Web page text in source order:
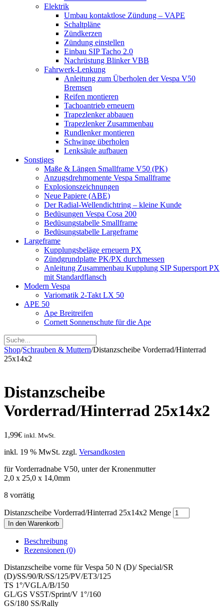
Elektrik
Umbau kontaktlose Zündung – VAPE
Schaltpläne
Zündkerzen
Zündung einstellen
Einbau SIP Tacho 2.0
Nachrüstung Blinker VBB
Fahrwerk-Lenkung
Anleitung zum Überholen der Vespa V50
Bremsen
Reifen montieren
Tachoantrieb erneuern
Trapezlenker abbauen
Trapezlenker Zusammenbau
Rundlenker montieren
Schwinge überholen
Lenksäule aufbauen
Sonstiges
Maße & Längen Smallframe V50 (PK)
Anzugsdrehmomente Vespa Smallframe
Explosionszeichnungen
Neue Papiere (ABE)
Der Radial-Wellendichtring – kleine Kunde
Bedüsungen Vespa Cosa 200
Bedüsungstabelle Smallframe
Bedüsungstabelle Largeframe
Largeframe
Kupplungsbeläge erneuern PX
Zündgrundplatte PK/PX durchmessen
Anleitung Zusammenbau Kupplung SIP Supersport PX
mit Standardflansch
Modern Vespa
Variomatik 2-Takt LX 50
APE 50
Ape Breitreifen
Cornett Sonnenschute für die Ape
Shop/Schrauben & Muttern/Distanzscheibe Vorderrad/Hinterrad
25x14x2
Distanzscheibe
Vorderrad/Hinterrad 25x14x2
1,99€ inkl. MwSt.
inkl. 19 % MwSt. zzgl. Versandkosten
für Vorderradnabe V50, unter der Kronenmutter
2,0 x 25,0 x 14,0mm
8 vorrätig
Distanzscheibe Vorderrad/Hinterrad 25x14x2 Menge
In den Warenkorb
Beschreibung
Rezensionen (0)
Distanzscheibe vorne für Vespa 50 N (D)/ Special/SR
(D)/SS/90/R/SS/125/PV/ET3/125
TS 1°/VGLA/B/150
GL/GS VS5T/Sprint/V 1°/160
GS/180 SS/Rally